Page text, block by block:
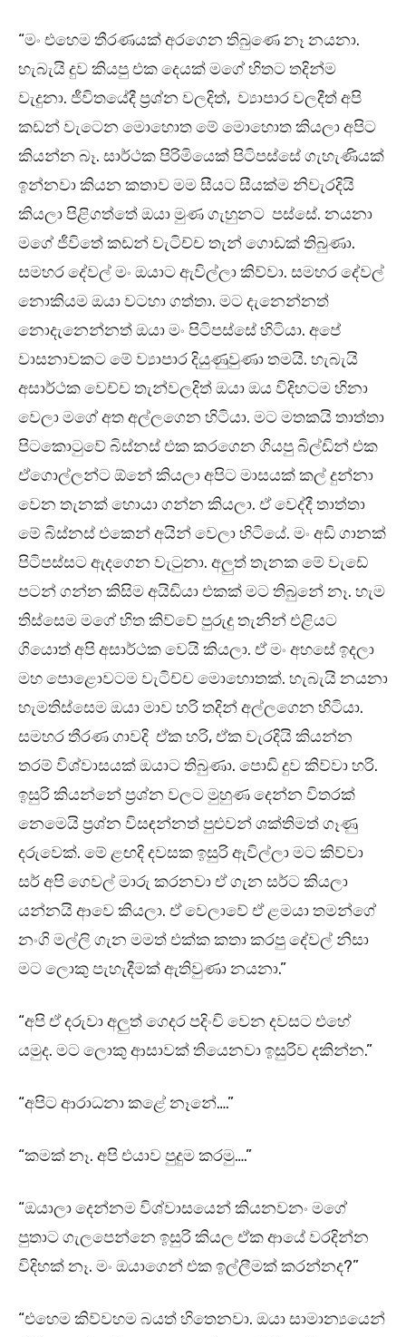
“මං එහෙම තීරණයක් අරගෙන තිබුණෙ නෑ නයනා.
හැබැයි දුව කියපු එක දෙයක් මගේ හිතට තදින්ම
වැදුනා. ජීවිතයේදී ප්‍රශ්න වලදිත්, ව්‍යාපාර වලදීත් අපි
කඩන් වැටෙන මොහොත මේ මොහොත කියලා අපිට
කියන්න බෑ. සාර්ථක පිරිමියෙක් පිටිපස්සේ ගැහැණියක්
ඉන්නවා කියන කතාව මම සීයට සීයක්ම නිවැරදියි
කියලා පිළිගත්තේ ඔයා මුණ ගැහුනට පස්සේ. නයනා
මගේ ජීවිතේ කඩන් වැටිච්ච තැන් ගොඩක් තිබුණා.
සමහර දේවල් මං ඔයාට ඇවිල්ලා කිව්වා. සමහර දේවල්
නොකියම ඔයා වටහා ගත්තා. මට දැනෙන්නත්
නොදැනෙන්නත් ඔයා මං පිටිපස්සේ හිටියා. අපේ
වාසනාවකට මේ ව්‍යාපාර දියුණුවුණා තමයි. හැබැයි
අසාර්ථක වෙච්ච තැන්වලදිත් ඔයා ඔය විදිහටම හිනා
වෙලා මගේ අත අල්ලගෙන හිටියා. මට මතකයි තාත්තා
පිටකොටුවේ බිස්නස් එක කරගෙන ගියපු බිල්ඩින් එක
ඒගොල්ලන්ට ඕනේ කියලා අපිට මාසයක් කල් දුන්නා
වෙන තැනක් හොයා ගන්න කියලා. ඒ වෙද්දී තාත්තා
මේ බිස්නස් එකෙන් අයින් වෙලා හිටියේ. මං අඩි ගානක්
පිටිපස්සට ඇදගෙන වැටුනා. අලුත් තැනක මේ වැඩේ
පටන් ගන්න කිසිම අයිඩියා එකක් මට තිබුනේ නෑ. හැම
තිස්සෙම මගේ හිත කිව්වේ පුරුදු තැනින් එළියට
ගියොත් අපි අසාර්ථක වෙයි කියලා. ඒ මං අහසේ ඉදලා
මහ පොළොවටම වැටිච්ච මොහොතක්. හැබැයි නයනා
හැමතිස්සෙම ඔයා මාව හරි තදින් අල්ලගෙන හිටියා.
සමහර තීරණ ගාවදි ඒක හරි, ඒක වැරදියි කියන්න
තරම් විශ්වාසයක් ඔයාට තිබුණා. පොඩි දුව කිව්වා හරි.
ඉසුරි කියන්නේ ප්‍රශ්න වලට මුහුණ දෙන්න විතරක්
නෙමෙයි ප්‍රශ්න විසඳන්නත් පුළුවන් ශක්තිමත් ගෑණු
දරුවෙක්. මේ ළඟදි දවසක ඉසුරි ඇවිල්ලා මට කිව්වා
සර් අපි ගෙවල් මාරු කරනවා ඒ ගැන සර්ට කියලා
යන්නයි ආවෙ කියලා. ඒ වෙලාවේ ඒ ළමයා තමන්ගේ
නංගි මල්ලි ගැන මමත් එක්ක කතා කරපු දේවල් නිසා
මට ලොකු පැහැදීමක් ඇතිවුණා නයනා.”
“අපි ඒ දරුවා අලුත් ගෙදර පදිංචි වෙන දවසට එහේ
යමුද. මට ලොකු ආසාවක් තියෙනවා ඉසුරිව දකින්න.”
“අපිට ආරාධනා කළේ නෑනේ….”
“කමක් නෑ. අපි එයාව පුදුම කරමු….”
“ඔයාලා දෙන්නම විශ්වාසයෙන් කියනවනං මගේ
පුතාට ගැලපෙන්නෙ ඉසුරි කියල ඒක ආයේ වරදින්න
විදිහක් නෑ. මං ඔයාගෙන් එක ඉල්ලීමක් කරන්නද?”
“එහෙම කිව්වහම බයත් හිතෙනවා. ඔයා සාමාන්‍යයෙන්